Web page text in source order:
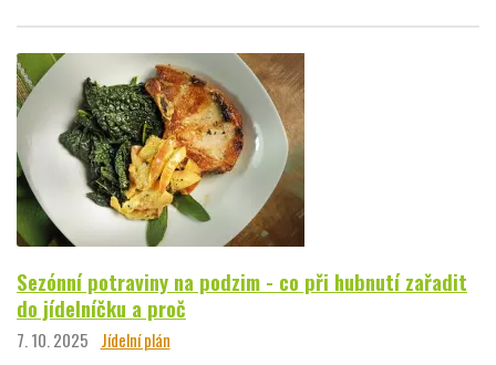
Sezónní potraviny na podzim - co při hubnutí zařadit
do jídelníčku a proč
7. 10. 2025 Jídelní plán